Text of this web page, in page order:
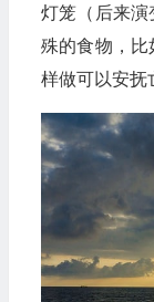
灯笼（后来
殊的食物，
样做可以安抚